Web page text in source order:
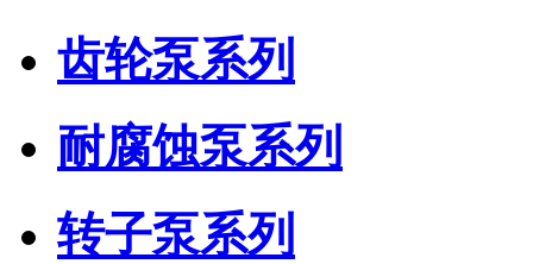
齿轮泵系列
耐腐蚀泵系列
转子泵系列